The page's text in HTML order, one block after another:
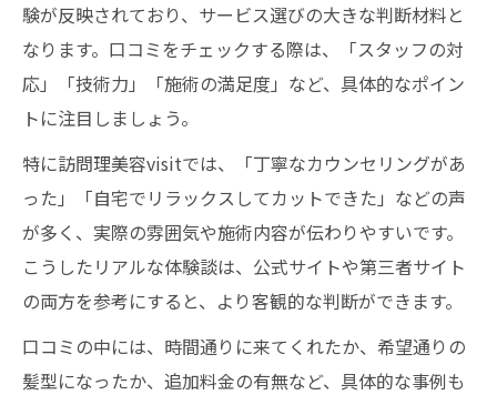
験が反映されており、サービス選びの大きな判断材料と
なります。口コミをチェックする際は、「スタッフの対
応」「技術力」「施術の満足度」など、具体的なポイン
トに注目しましょう。
特に訪問理美容visitでは、「丁寧なカウンセリングがあ
った」「自宅でリラックスしてカットできた」などの声
が多く、実際の雰囲気や施術内容が伝わりやすいです。
こうしたリアルな体験談は、公式サイトや第三者サイト
の両方を参考にすると、より客観的な判断ができます。
口コミの中には、時間通りに来てくれたか、希望通りの
髪型になったか、追加料金の有無など、具体的な事例も